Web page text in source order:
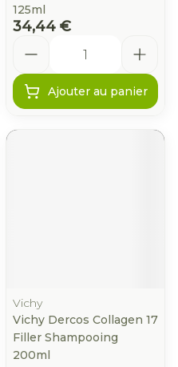
125ml
34,44 €
Ajouter au panier
Vichy
Vichy Dercos Collagen 17
Filler Shampooing
200ml